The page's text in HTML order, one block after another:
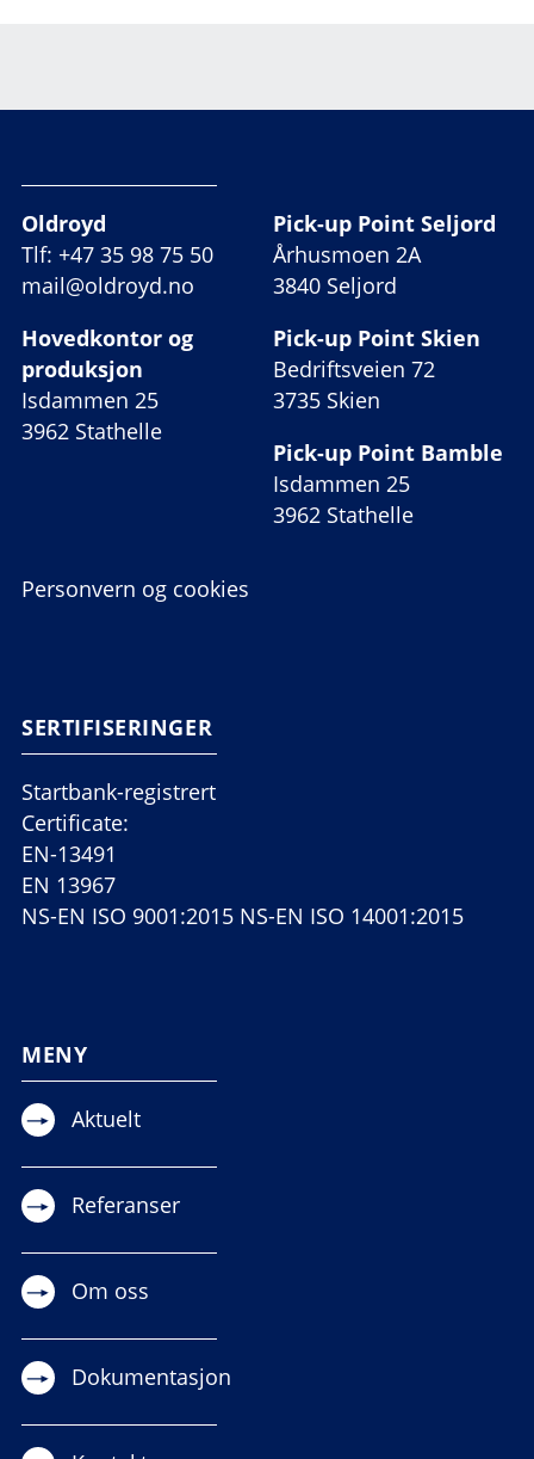
Oldroyd
Tlf: +47 35 98 75 50
mail@oldroyd.no
Hovedkontor og
produksjon
Isdammen 25
3962 Stathelle
Pick-up Point Seljord
Århusmoen 2A
3840 Seljord
Pick-up Point Skien
Bedriftsveien 72
3735 Skien
Pick-up Point Bamble
Isdammen 25
3962 Stathelle
Personvern og cookies
SERTIFISERINGER
Startbank-registrert
Certificate:
EN-13491
EN 13967
NS-EN ISO 9001:2015 NS-EN ISO 14001:2015
MENY
Aktuelt
Referanser
Om oss
Dokumentasjon